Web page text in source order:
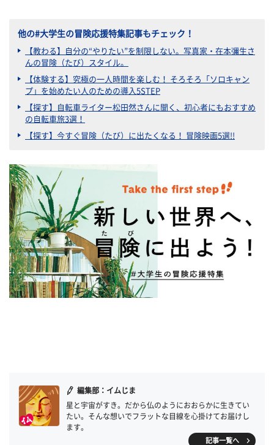
他の#大学生の冒険応援特集記事もチェック！
【教わる】自分の“やりたい”を制限しない。写真家・在本彌生さ
んの冒険（たび）スタイル。
【体験する】究極の一人時間を楽しむ！ そろそろ「ソロキャン
プ」を始めたい人のための導入5STEP
【探す】自転車ライター松田然さんに聞く、初心者にもおすすめ
の自転車旅3選！
【探す】今すぐ冒険（たび）に出たくなる！ 冒険映画5選!!
編集部：イムじま
星と宇宙がすき。だから仏のようにおおらかに生きてい
たい。そんな想いでフラットな目線を心掛けてお届けし
ます。
記事一覧へ